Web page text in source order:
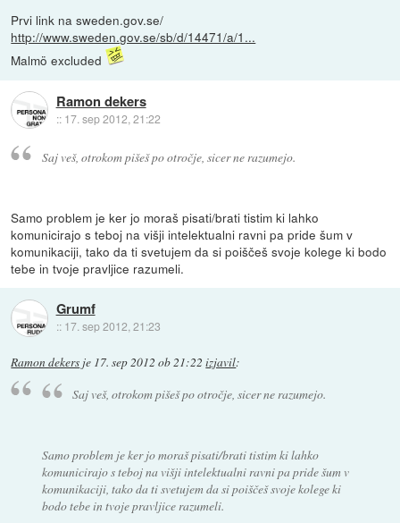
Prvi link na sweden.gov.se/
http://www.sweden.gov.se/sb/d/14471/a/1...
Malmö excluded
Ramon dekers
:: 17. sep 2012, 21:22
Saj veš, otrokom pišeš po otročje, sicer ne razumejo.
Samo problem je ker jo moraš pisati/brati tistim ki lahko
komunicirajo s teboj na višji intelektualni ravni pa pride šum v
komunikaciji, tako da ti svetujem da si poiščeš svoje kolege ki bodo
tebe in tvoje pravljice razumeli.
Grumf
:: 17. sep 2012, 21:23
Ramon dekers je 17. sep 2012 ob 21:22 izjavil:
Saj veš, otrokom pišeš po otročje, sicer ne razumejo.
Samo problem je ker jo moraš pisati/brati tistim ki lahko
komunicirajo s teboj na višji intelektualni ravni pa pride šum v
komunikaciji, tako da ti svetujem da si poiščeš svoje kolege ki
bodo tebe in tvoje pravljice razumeli.